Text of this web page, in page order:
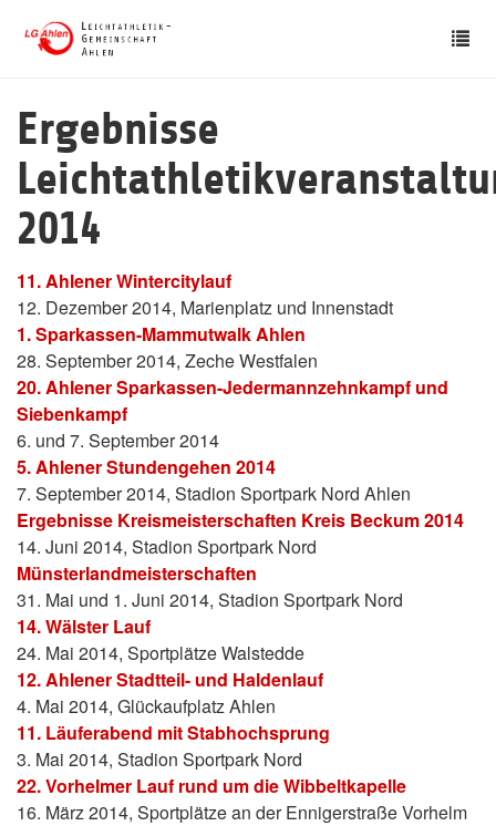
Ergebnisse
2014
11. Ahlener Wintercitylauf
12. Dezember 2014, Marienplatz und Innenstadt
1. Sparkassen-Mammutwalk Ahlen
28. September 2014, Zeche Westfalen
20. Ahlener Sparkassen-Jedermannzehnkampf und
Siebenkampf
6. und 7. September 2014
5. Ahlener Stundengehen 2014
7. September 2014, Stadion Sportpark Nord Ahlen
Ergebnisse Kreismeisterschaften Kreis Beckum 2014
14. Juni 2014, Stadion Sportpark Nord
Münsterlandmeisterschaften
31. Mai und 1. Juni 2014, Stadion Sportpark Nord
14. Wälster Lauf
24. Mai 2014, Sportplätze Walstedde
12. Ahlener Stadtteil- und Haldenlauf
4. Mai 2014, Glückaufplatz Ahlen
11. Läuferabend mit Stabhochsprung
3. Mai 2014, Stadion Sportpark Nord
22. Vorhelmer Lauf rund um die Wibbeltkapelle
16. März 2014, Sportplätze an der Ennigerstraße Vorhelm